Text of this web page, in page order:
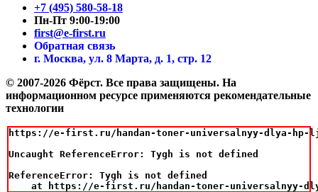
+7 (495) 580-58-18
Пн-Пт 9:00-19:00
first@e-first.ru
Обратная связь
г. Москва, ул. 8 Марта, д. 1, стр. 12
© 2007-2026 Фёрст. Все права защищены. На
информационном ресурсе применяются рекомендательные
технологии
https://e-first.ru/handan-toner-universalnyy-dlya-hp-lj-
Uncaught ReferenceError: Tygh is not defined
ReferenceError: Tygh is not defined
at https://e-first.ru/handan-toner-universalnyy-